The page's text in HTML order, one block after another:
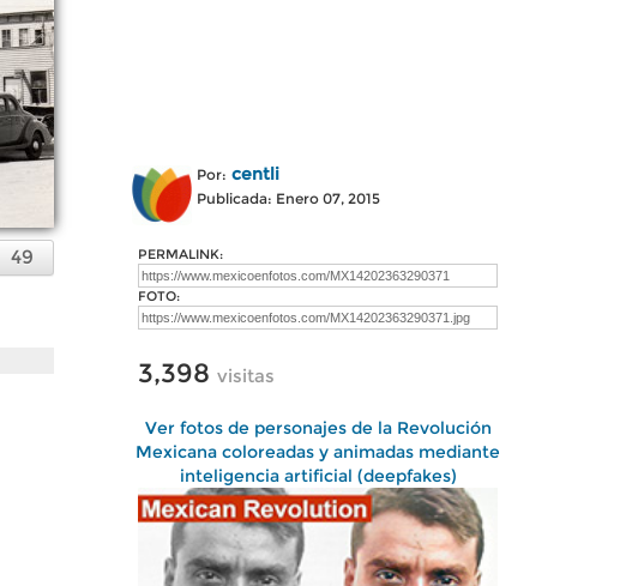
49
Por: centli
Publicada: Enero 07, 2015
PERMALINK:
FOTO:
3,398 visitas
Ver fotos de personajes de la Revolución
Mexicana coloreadas y animadas mediante
inteligencia artificial (deepfakes)